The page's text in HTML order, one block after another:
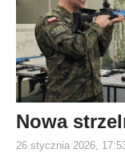
Nowa
26 stycznia 2026,